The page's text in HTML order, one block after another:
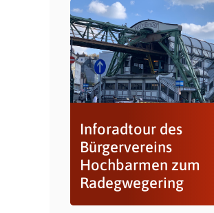
Inforadtour des
Bürgervereins
Hochbarmen zum
Radegwegering